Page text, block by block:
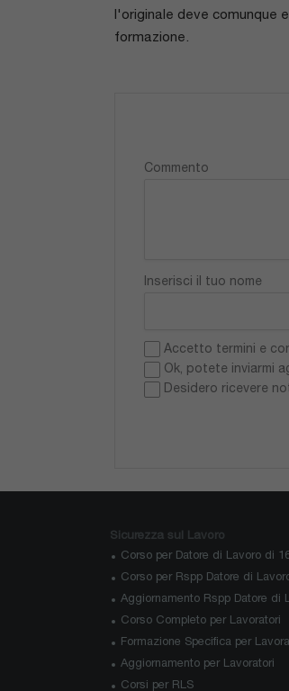
l'originale deve comunque
formazione.
Commento
Inserisci il tuo nome
Accetto termini e
Ok, potete inviarmi
Desidero ricevere
Sicurezza sul Lavoro
Corso per Datore di Lavoro di
Corso per Rspp Datore di
Aggiornamento Rspp Datore di
Corso Completo per Lavoratori
Formazione Specifica per
Aggiornamento per Lavoratori
Corsi per RLS